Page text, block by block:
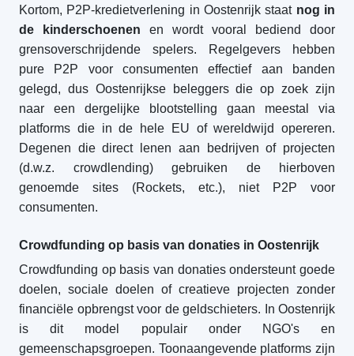
Kortom, P2P-kredietverlening in Oostenrijk staat nog in
de kinderschoenen en wordt vooral bediend door
grensoverschrijdende spelers. Regelgevers hebben
pure P2P voor consumenten effectief aan banden
gelegd, dus Oostenrijkse beleggers die op zoek zijn
naar een dergelijke blootstelling gaan meestal via
platforms die in de hele EU of wereldwijd opereren.
Degenen die direct lenen aan bedrijven of projecten
(d.w.z. crowdlending) gebruiken de hierboven
genoemde sites (Rockets, etc.), niet P2P voor
consumenten.
Crowdfunding op basis van donaties in Oostenrijk
Crowdfunding op basis van donaties ondersteunt goede
doelen, sociale doelen of creatieve projecten zonder
financiële opbrengst voor de geldschieters. In Oostenrijk
is dit model populair onder NGO's en
gemeenschapsgroepen. Toonaangevende platforms zijn